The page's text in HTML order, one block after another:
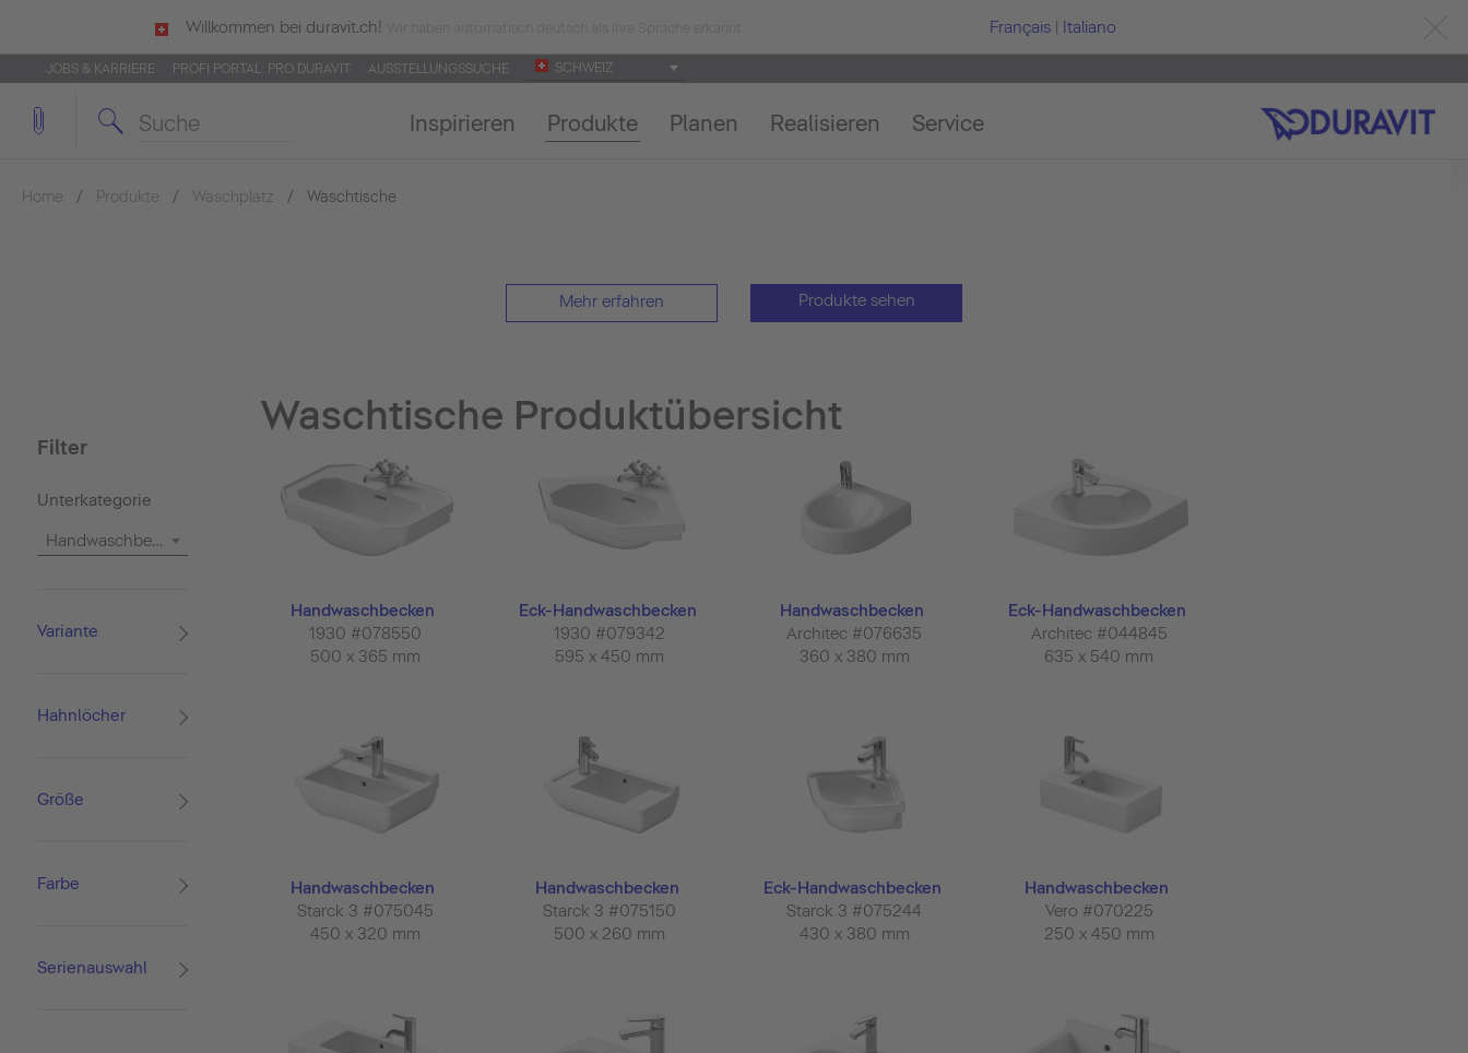
Willkommen bei duravit.ch! Français | Italiano
JOBS & KARRIERE PROFI PORTAL: PRO.DURAVIT AUSSTELLUNGSSUCHE SCHWEIZ
Inspirieren Produkte Planen Realisieren Service
Home Produkte Waschplatz Waschtische
Mehr erfahren Produkte sehen
Filter
Unterkategorie
Handwaschbecken
Variante
Hahnlöcher
Größe
Farbe
Serienauswahl
Waschtische Produktübersicht
Handwaschbecken
1930 #078550
500 x 365 mm
Eck-Handwaschbecken
1930 #079342
595 x 450 mm
Handwaschbecken
Architec #076635
360 x 380 mm
Eck-Handwaschbecken
Architec #044845
635 x 540 mm
Handwaschbecken
Starck 3 #075045
450 x 320 mm
Handwaschbecken
Starck 3 #075150
500 x 260 mm
Eck-Handwaschbecken
Starck 3 #075244
430 x 380 mm
Handwaschbecken
Vero #070225
250 x 450 mm